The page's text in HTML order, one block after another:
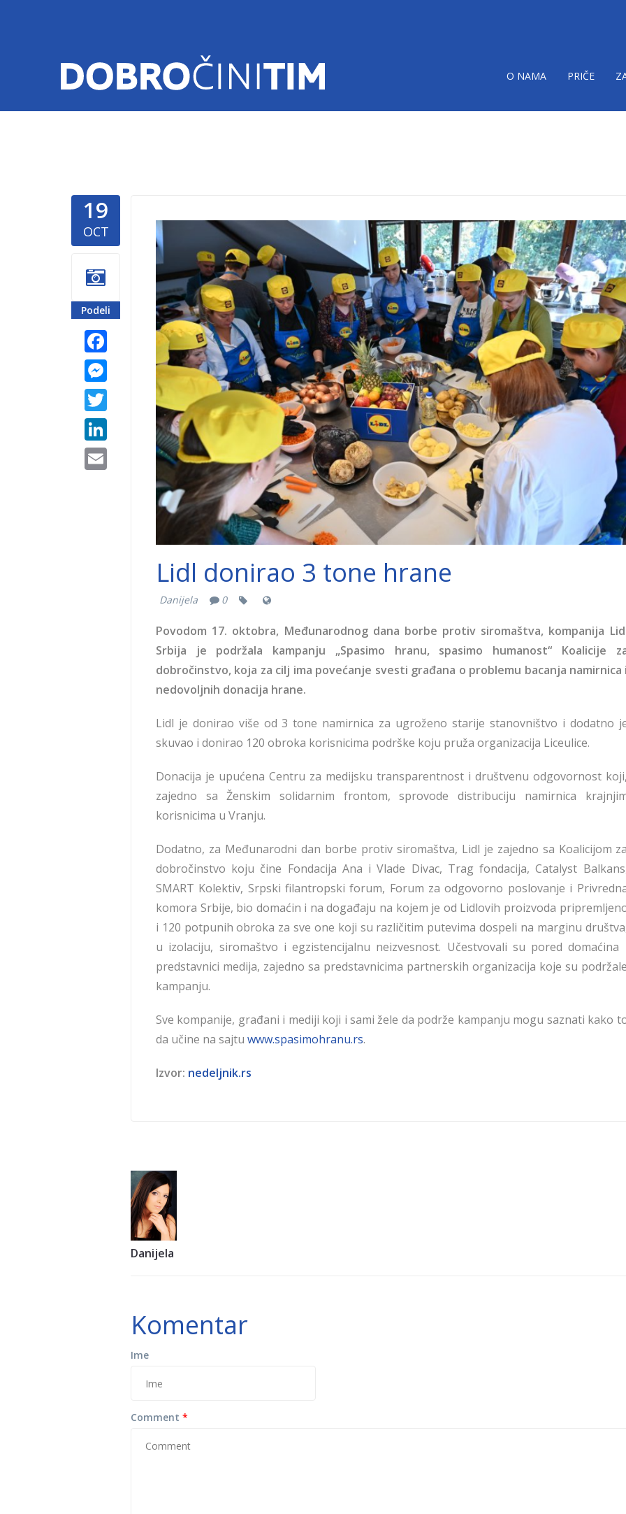
O NAMA PRIČE
19
OCT
Podeli
Messenger
Lidl-spasimo-hranu.png
Lidl donirao 3 tone hrane
Danijela 0
Povodom 17. oktobra, Međunarodnog dana borbe protiv siromaštva, kompanija
Srbija je podržala kampanju „Spasimo hranu, spasimo humanost“ Koalicije
dobročinstvo, koja za cilj ima povećanje svesti građana o problemu bacanja namirnica i
nedovoljnih donacija hrane.
Lidl je donirao više od 3 tone namirnica za ugroženo starije stanovništvo i dodatno
skuvao i donirao 120 obroka korisnicima podrške koju pruža organizacija Liceulice.
Donacija je upućena Centru za medijsku transparentnost i društvenu odgovornost koji,
zajedno sa Ženskim solidarnim frontom, sprovode distribuciju namirnica
korisnicima u Vranju.
Dodatno, za Međunarodni dan borbe protiv siromaštva, Lidl je zajedno sa Koalicijom za
dobročinstvo koju čine Fondacija Ana i Vlade Divac, Trag fondacija, Catalyst
SMART Kolektiv, Srpski filantropski forum, Forum za odgovorno poslovanje i
komora Srbije, bio domaćin i na događaju na kojem je od Lidlovih proizvoda
i 120 potpunih obroka za sve one koji su različitim putevima dospeli na marginu
u izolaciju, siromaštvo i egzistencijalnu neizvesnost. Učestvovali su pored domaćina
predstavnici medija, zajedno sa predstavnicima partnerskih organizacija koje su podržale
kampanju.
Sve kompanije, građani i mediji koji i sami žele da podrže kampanju mogu saznati kako
da učine na sajtu www.spasimohranu.rs.
Izvor: nedeljnik.rs
Danijela
Komentar
Ime
Comment *